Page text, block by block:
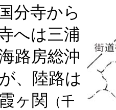
分寺から
へは三浦
路房総沖
、陸路は
ヶ関
（千